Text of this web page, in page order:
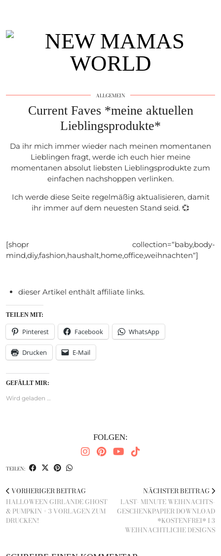
ALLGEMEIN
Current Faves *meine aktuellen
Lieblingsprodukte*
Da ihr mich immer wieder nach meinen momentanen
Lieblingen fragt, werde ich euch hier meine
momentanen absolut liebsten Lieblingsprodukte zum
einfachen nachshoppen verlinken.
Ich werde diese Seite regelmäßig aktualisieren, damit
ihr immer auf dem neuesten Stand seid. 💞
[shopr collection=“baby,body-
mind,diy,fashion,haushalt,home,office,weihnachten“]
dieser Artikel enthält affiliate links.
TEILEN MIT:
Pinterest Facebook WhatsApp
Drucken E-Mail
GEFÄLLT MIR:
Wird geladen …
FOLGEN:
TEILEN:
VORHERIGER BEITRAG
HALLOWEEN GIRLANDE GHOST
& PUMPKIN + 3 VORLAGEN ZUM
DRUCKEN!
NÄCHSTER BEITRAG
LAST- MINUTE WEIHNACHTS-
GESCHENKPAPIER DOWNLOAD
*KOSTENFREI* I 3
WEIHNACHTLICHE DESIGNS